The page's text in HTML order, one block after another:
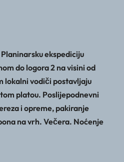
ekspediciju
do logora 2 na visini od
lokalni vodiči postavljaju
platou. Poslijepodnevni
i opreme, pakiranje
na vrh. Večera. Noćenje